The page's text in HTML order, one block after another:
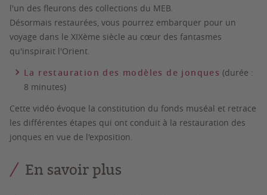
l'un des fleurons des collections du MEB.
Désormais restaurées, vous pourrez embarquer pour un
voyage dans le XIXème siècle au cœur des fantasmes
qu'inspirait l'Orient.
La restauration des modèles de jonques (durée :
8 minutes)
Cette vidéo évoque la constitution du fonds muséal et retrace
les différentes étapes qui ont conduit à la restauration des
jonques en vue de l'exposition.
En savoir plus